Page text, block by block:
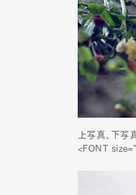
上写真、下写
<FONT